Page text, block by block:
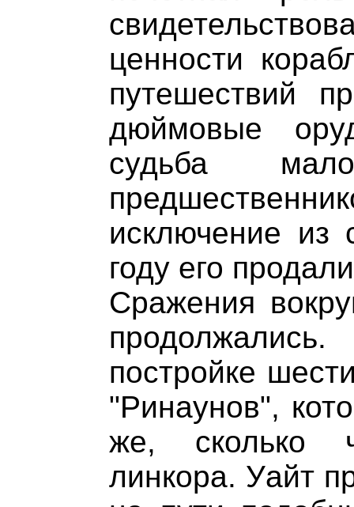
ценности
путешествий
дюймовые
судьба
исключение из
году его
Сражения
постройке
"Ринаунов",
же, сколько
линкора. Уайт